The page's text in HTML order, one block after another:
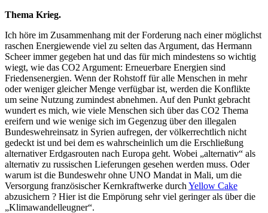
Thema Krieg.
Ich höre im Zusammenhang mit der Forderung nach einer möglichst
raschen Energiewende viel zu selten das Argument, das Hermann
Scheer immer gegeben hat und das für mich mindestens so wichtig
wiegt, wie das CO2 Argument: Erneuerbare Energien sind
Friedensenergien. Wenn der Rohstoff für alle Menschen in mehr
oder weniger gleicher Menge verfügbar ist, werden die Konflikte
um seine Nutzung zumindest abnehmen. Auf den Punkt gebracht
wundert es mich, wie viele Menschen sich über das CO2 Thema
ereifern und wie wenige sich im Gegenzug über den illegalen
Bundeswehreinsatz in Syrien aufregen, der völkerrechtlich nicht
gedeckt ist und bei dem es wahrscheinlich um die Erschließung
alternativer Erdgasrouten nach Europa geht. Wobei „alternativ“ als
alternativ zu russischen Lieferungen gesehen werden muss. Oder
warum ist die Bundeswehr ohne UNO Mandat in Mali, um die
Versorgung französischer Kernkraftwerke durch Yellow Cake
abzusichern ? Hier ist die Empörung sehr viel geringer als über die
„Klimawandelleugner“.